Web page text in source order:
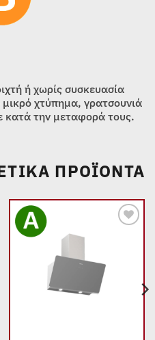
ή χωρίς συσκευασία
χτύπημα, γρατσουνιά
την μεταφορά τους.
ΠΡΟΪΌΝΤΑ